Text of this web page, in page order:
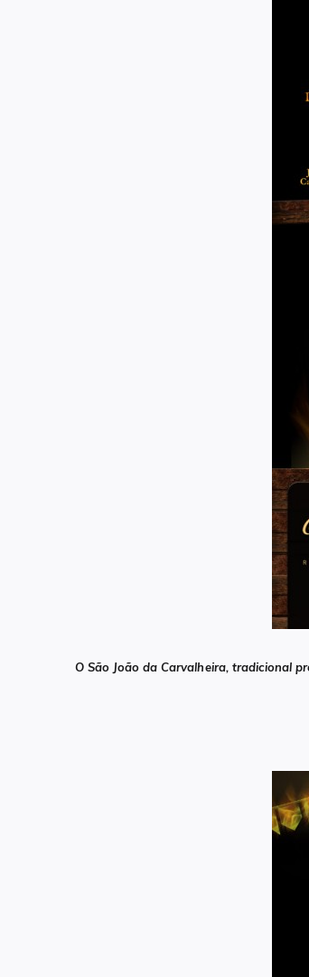
O São João da Carvalheira, tradicional